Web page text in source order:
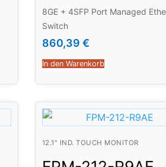
8GE + 4SFP Port Managed
Switch
860,39 €
In den Warenkorb
12.1" IND. TOUCH MONITOR